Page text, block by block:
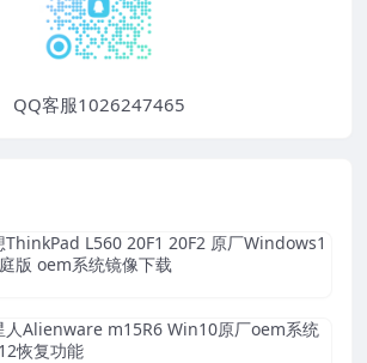
QQ客服1026247465
ThinkPad L560 20F1 20F2 原厂Windows1
版 oem系统镜像下载
人Alienware m15R6 Win10原厂oem系统
恢复功能